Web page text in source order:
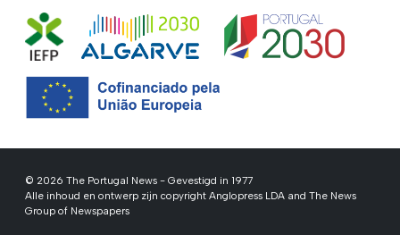
© 2026 The Portugal News - Gevestigd in 1977
Alle inhoud en ontwerp zijn copyright Anglopress LDA and The News
Group of Newspapers